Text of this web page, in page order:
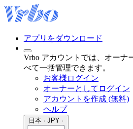
アプリをダウンロード
Vrbo アカウントでは、オーナ
べて一括管理できます。
お客様ログイン
オーナーとしてログイン
アカウントを作成 (無料)
ヘルプ